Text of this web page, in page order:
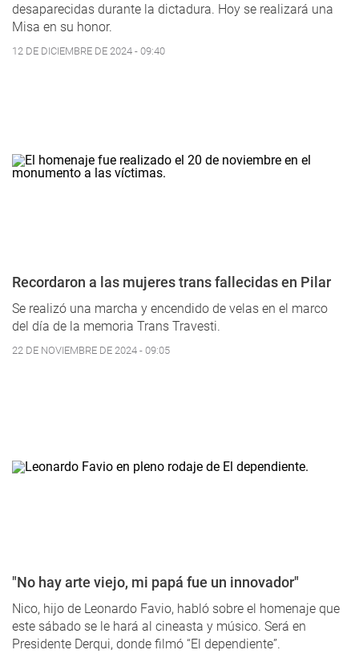
desaparecidas durante la dictadura. Hoy se realizará una
Misa en su honor.
12 DE DICIEMBRE DE 2024 - 09:40
Recordaron a las mujeres trans fallecidas en Pilar
Se realizó una marcha y encendido de velas en el marco
del día de la memoria Trans Travesti.
22 DE NOVIEMBRE DE 2024 - 09:05
"No hay arte viejo, mi papá fue un innovador"
Nico, hijo de Leonardo Favio, habló sobre el homenaje que
este sábado se le hará al cineasta y músico. Será en
Presidente Derqui, donde filmó “El dependiente”.